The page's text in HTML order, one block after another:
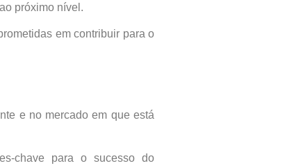
próximo nível.
em contribuir para o
e no mercado em que está
chave para o sucesso do